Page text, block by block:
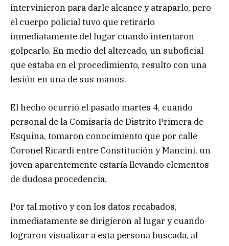
intervinieron para darle alcance y atraparlo, pero
el cuerpo policial tuvo que retirarlo
inmediatamente del lugar cuando intentaron
golpearlo. En medio del altercado, un suboficial
que estaba en el procedimiento, resulto con una
lesión en una de sus manos.
El hecho ocurrió el pasado martes 4, cuando
personal de la Comisaria de Distrito Primera de
Esquina, tomaron conocimiento que por calle
Coronel Ricardi entre Constitución y Mancini, un
joven aparentemente estaría llevando elementos
de dudosa procedencia.
Por tal motivo y con los datos recabados,
inmediatamente se dirigieron al lugar y cuando
lograron visualizar a esta persona buscada, al